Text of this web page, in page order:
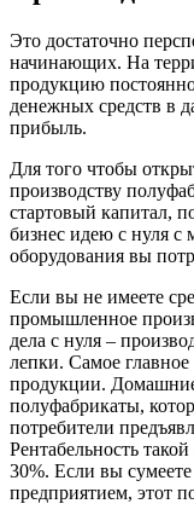
Это достаточно
начинающих. На
продукцию
денежных средств в
прибыль.
Для того чтобы
производству
стартовый капитал,
бизнес идею с нуля
оборудования вы
Если вы не имеете
промышленное
дела с нуля –
лепки. Самое главное
продукции.
полуфабрикаты,
потребители
Рентабельность
30%. Если вы
предприятием, этот